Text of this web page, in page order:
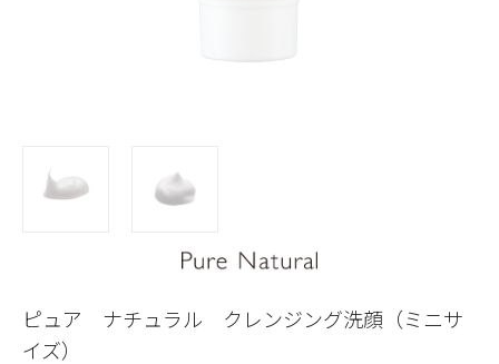
ピュア ナチュラル クレンジング洗顔（ミニサ
イズ）